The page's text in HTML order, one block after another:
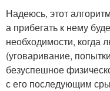
Надеюсь, этот
а прибегать к нему
необходимости, когда
(уговаривание,
безуспешное
с его последующим